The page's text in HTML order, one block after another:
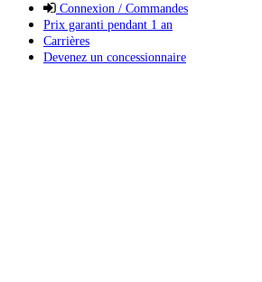
Connexion / Commandes
Prix garanti pendant 1 an
Carrières
Devenez un concessionnaire